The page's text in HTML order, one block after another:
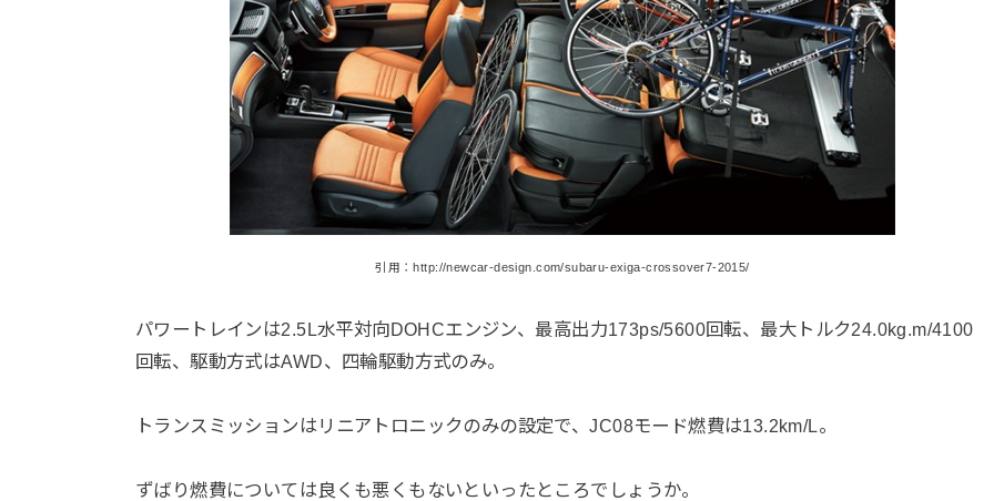
引用：http://newcar-design.com/subaru-exiga-crossover7-2015/
パワートレインは2.5L水平対向DOHCエンジン、最高出力173ps/5600回転、最大トルク24.0kg.m/4100
回転、駆動方式はAWD、四輪駆動方式のみ。
トランスミッションはリニアトロニックのみの設定で、JC08モード燃費は13.2km/L。
ずばり燃費については良くも悪くもないといったところでしょうか。